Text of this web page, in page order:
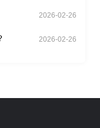
2026-02-26
2026-02-26